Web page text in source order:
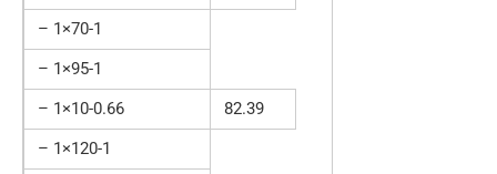
– 1×70-1
– 1×95-1
– 1×10-0.66
82.39
– 1×120-1